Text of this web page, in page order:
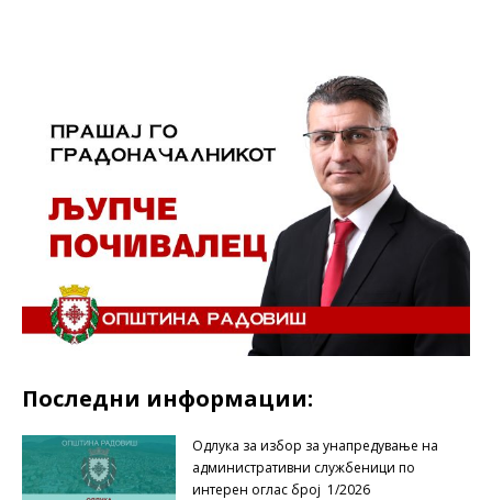
Последни информации:
Одлука за избор за унапредување на
административни службеници по
интерен оглас број 1/2026